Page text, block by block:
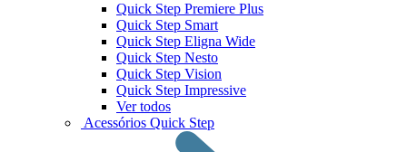
Quick Step Premiere Plus
Quick Step Smart
Quick Step Eligna Wide
Quick Step Nesto
Quick Step Vision
Quick Step Impressive
Ver todos
Acessórios Quick Step